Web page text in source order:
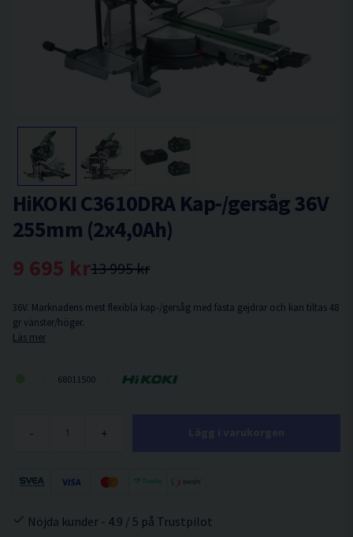
HiKOKI C3610DRA Kap-/gersåg 36V
255mm (2x4,0Ah)
13 995 kr
9 695 kr
36V. Marknadens mest flexibla kap-/gersåg med fasta gejdrar och kan tiltas 48
gr vänster/höger.
Läs mer
68011500
- +
Nöjda kunder - 4.9 / 5 på Trustpilot